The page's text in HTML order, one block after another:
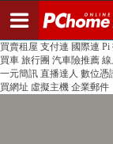
PChome首頁 線上購物 24h
買賣租屋 支付連 國際連 Pi
買車 旅行團 汽車險推薦
一元簡訊 直播達人 數位憑
買網址 虛擬主機 企業郵件